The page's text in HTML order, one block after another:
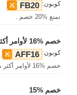
كوبون: FB20
تمتع %20 خصم .
خصم %16 لأوامر أكثر من $99
كوبون: AFF16
خصم %16 لأوامر أكثر من $99 متاح.
خصم %15